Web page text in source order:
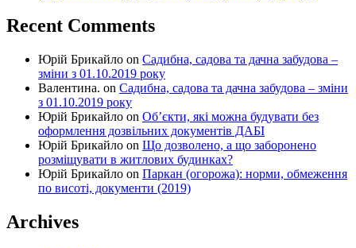
Recent Comments
Юрій Брикайло on Садибна, садова та дачна забудова –
зміни з 01.10.2019 року
Валентина. on Садибна, садова та дачна забудова – зміни
з 01.10.2019 року
Юрій Брикайло on Об’єкти, які можна будувати без
оформлення дозвільних документів ДАБІ
Юрій Брикайло on Що дозволено, а що заборонено
розміщувати в житлових будинках?
Юрій Брикайло on Паркан (огорожа): норми, обмеження
по висоті, документи (2019)
Archives